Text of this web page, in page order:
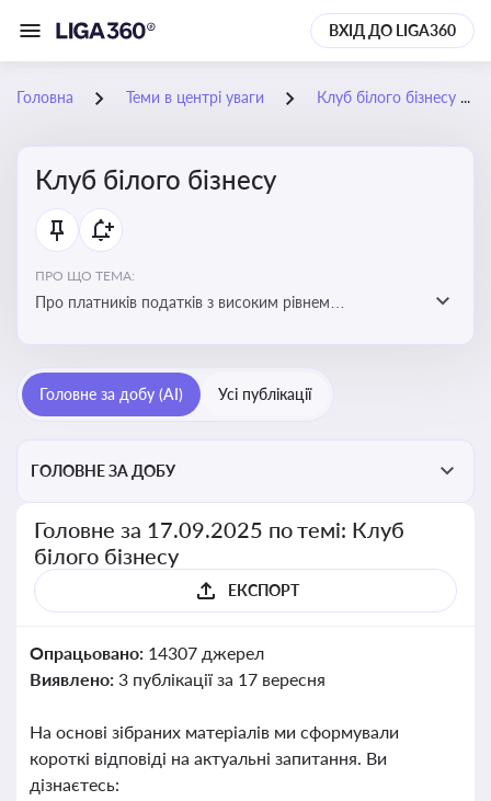
ВХІД ДО LIGA360
Головна Теми в центрі уваги Клуб білого бізнесу
Клуб білого бізнесу
ПРО ЩО ТЕМА:
Про платників податків з високим рівнем
Головне за добу (AI) Усі публікації
ГОЛОВНЕ ЗА ДОБУ
Головне за 17.09.2025 по темі: Клуб
білого бізнесу
ЕКСПОРТ
Опрацьовано: 14307 джерел
Виявлено: 3 публікації за 17 вересня
На основі зібраних матеріалів ми сформували
короткі відповіді на актуальні запитання. Ви
дізнаєтесь: